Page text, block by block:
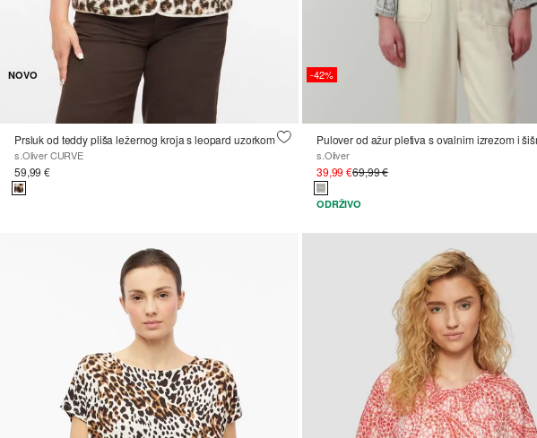
NOVO
Prsluk od teddy pliša ležernog kroja s leopard uzorkom
s.Oliver CURVE
59,99 €
-42%
s.Oliver
39,99 €69,99 €
ODRŽIVO